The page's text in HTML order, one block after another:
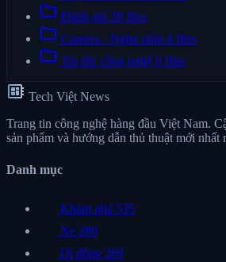
folder Đánh giá 20 files
folder Camera - Nghe nhìn 4 files
folder Tin tức công nghệ 0 files
developer_board Tech Việt News
Trang tin công nghệ hàng đầu Việt Nam.
sản phẩm và hướng dẫn thủ thuật mới nhất
Danh mục
Khám phá 535
Xe 280
Di động 269